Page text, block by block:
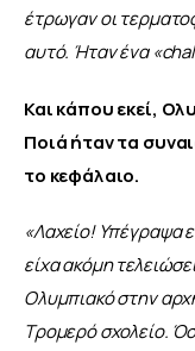
έτρωγαν οι
αυτό. Ήταν ένα
Και κάπου εκεί,
Ποιά ήταν τα
το κεφάλαιο.
«Λαχείο! Υπέγραψα
είχα ακόμη
Ολυμπιακό στην
Τρομερό σχολείο.